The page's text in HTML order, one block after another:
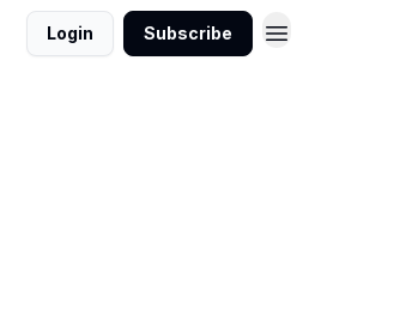
Login Subscribe